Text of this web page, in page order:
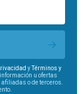
yTérminos y
u ofertas
o de terceros.